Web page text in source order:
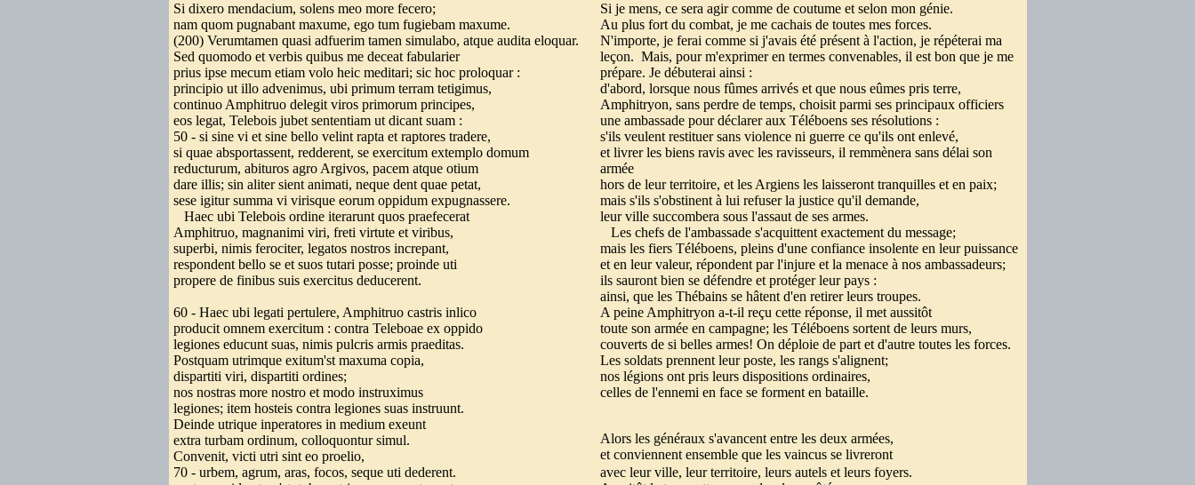
Si dixero mendacium, solens meo more fecero;
nam quom pugnabant maxume, ego tum fugiebam maxume.
(200) Verumtamen quasi adfuerim tamen simulabo, atque audita eloquar.
Sed quomodo et verbis quibus me deceat fabularier
prius ipse mecum etiam volo heic meditari; sic hoc proloquar :
principio ut illo advenimus, ubi primum terram tetigimus,
continuo Amphitruo delegit viros primorum principes,
eos legat, Telebois jubet sententiam ut dicant suam :
Si je mens, ce sera agir comme de coutume et selon mon génie.
Au plus fort du combat, je me cachais de toutes mes forces.
N'importe, je ferai comme si j'avais été présent à l'action, je répéterai ma
leçon. Mais, pour m'exprimer en termes convenables, il est bon que je me
prépare. Je débuterai ainsi :
d'abord, lorsque nous fûmes arrivés et que nous eûmes pris terre,
Amphitryon, sans perdre de temps, choisit parmi ses principaux officiers
une ambassade pour déclarer aux Téléboens ses résolutions :
50 - si sine vi et sine bello velint rapta et raptores tradere,
si quae absportassent, redderent, se exercitum extemplo domum
reducturum, abituros agro Argivos, pacem atque otium
dare illis; sin aliter sient animati, neque dent quae petat,
sese igitur summa vi virisque eorum oppidum expugnassere.
Haec ubi Telebois ordine iterarunt quos praefecerat
Amphitruo, magnanimi viri, freti virtute et viribus,
superbi, nimis ferociter, legatos nostros increpant,
respondent bello se et suos tutari posse; proinde uti
propere de finibus suis exercitus deducerent.
s'ils veulent restituer sans violence ni guerre ce qu'ils ont enlevé,
et livrer les biens ravis avec les ravisseurs, il remmènera sans délai son
armée
hors de leur territoire, et les Argiens les laisseront tranquilles et en paix;
mais s'ils s'obstinent à lui refuser la justice qu'il demande,
leur ville succombera sous l'assaut de ses armes.
Les chefs de l'ambassade s'acquittent exactement du message;
mais les fiers Téléboens, pleins d'une confiance insolente en leur puissance
et en leur valeur, répondent par l'injure et la menace à nos ambassadeurs;
ils sauront bien se défendre et protéger leur pays :
ainsi, que les Thébains se hâtent d'en retirer leurs troupes.
60 - Haec ubi legati pertulere, Amphitruo castris inlico
producit omnem exercitum : contra Teleboae ex oppido
legiones educunt suas, nimis pulcris armis praeditas.
Postquam utrimque exitum'st maxuma copia,
dispartiti viri, dispartiti ordines;
nos nostras more nostro et modo instruximus
legiones; item hosteis contra legiones suas instruunt.
Deinde utrique inperatores in medium exeunt
extra turbam ordinum, colloquontur simul.
Convenit, victi utri sint eo proelio,
A peine Amphitryon a-t-il reçu cette réponse, il met aussitôt
toute son armée en campagne; les Téléboens sortent de leurs murs,
couverts de si belles armes! On déploie de part et d'autre toutes les forces.
Les soldats prennent leur poste, les rangs s'alignent;
nos légions ont pris leurs dispositions ordinaires,
celles de l'ennemi en face se forment en bataille.
Alors les généraux s'avancent entre les deux armées,
et conviennent ensemble que les vaincus se livreront
70 - urbem, agrum, aras, focos, seque uti dederent.
avec leur ville, leur territoire, leurs autels et leurs foyers.